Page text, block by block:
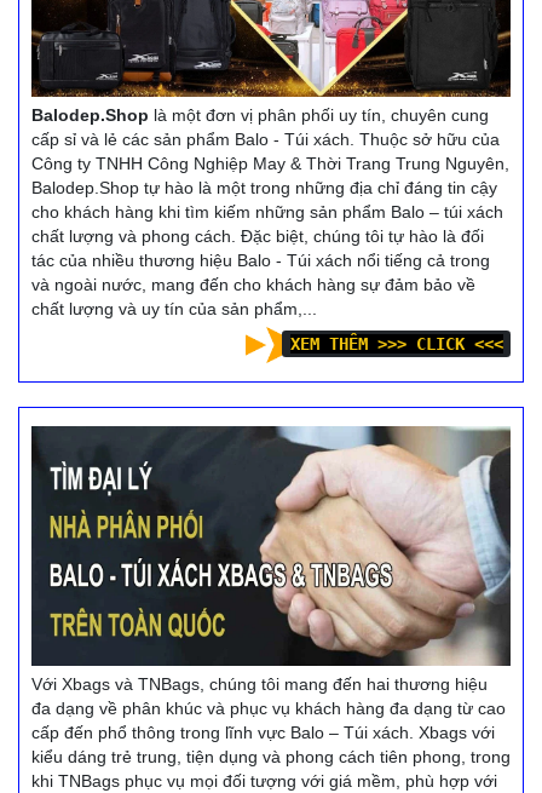
Balodep.Shop là một đơn vị phân phối uy tín, chuyên cung
cấp sỉ và lẻ các sản phẩm Balo - Túi xách. Thuộc sở hữu của
Công ty TNHH Công Nghiệp May & Thời Trang Trung Nguyên,
Balodep.Shop tự hào là một trong những địa chỉ đáng tin cậy
cho khách hàng khi tìm kiếm những sản phẩm Balo – túi xách
chất lượng và phong cách. Đặc biệt, chúng tôi tự hào là đối
tác của nhiều thương hiệu Balo - Túi xách nổi tiếng cả trong
và ngoài nước, mang đến cho khách hàng sự đảm bảo về
chất lượng và uy tín của sản phẩm,...
XEM THÊM >>> CLICK <<<
Với Xbags và TNBags, chúng tôi mang đến hai thương hiệu
đa dạng về phân khúc và phục vụ khách hàng đa dạng từ cao
cấp đến phổ thông trong lĩnh vực Balo – Túi xách. Xbags với
kiểu dáng trẻ trung, tiện dụng và phong cách tiên phong, trong
khi TNBags phục vụ mọi đối tượng với giá mềm, phù hợp với